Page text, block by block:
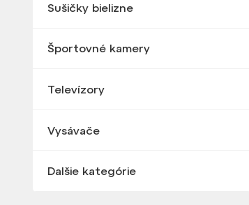
Sušičky bielizne
Športovné kamery
Televízory
Vysávače
Dalšie kategórie